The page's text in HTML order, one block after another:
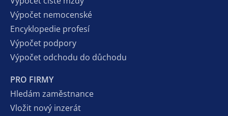
Výpočet nemocenské
Encyklopedie profesí
Výpočet podpory
Výpočet odchodu do důchodu
PRO FIRMY
Hledám zaměstnance
Vložit nový inzerát